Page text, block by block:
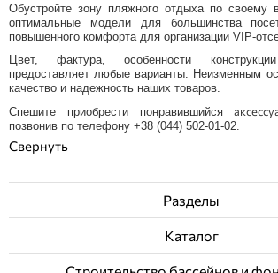
Обустройте зону пляжного отдыха по своему
оптимальные модели для большинства
повышенного комфорта для организации VIP-
Цвет, фактура, особенности
предоставляет любые варианты. Неизменным
качество и надежность наших товаров.
Спешите приобрести понравившийся
позвонив по телефону +38 (044) 502-01-02.
Разделы
Каталог